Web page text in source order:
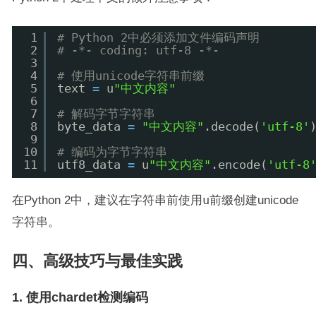
1
2
3
4
5
6
7
8
9
10
11
# Python 2中必须添加文件编码声明
# -*- coding: utf-8 -*-
# 使用unicode字符串前缀
text = u"中文内容"
# 解码字节字符串
byte_data = "中文内容" .decode( 'utf-8'
# 编码为字节字符串
utf8_data = u"中文内容" .encode( 'utf-
在Python 2中，建议在字符串前使用 u前缀创建unicode
字符串。
四、高级技巧与最佳实践
1. 使用chardet检测编码